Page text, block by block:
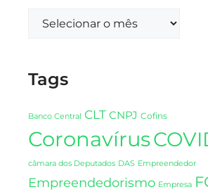
Tags
Banco Central CLT CNPJ Cofins
Coronavírus
câmara dos Deputados DAS Empreendedor
Empreendedorismo Empresa